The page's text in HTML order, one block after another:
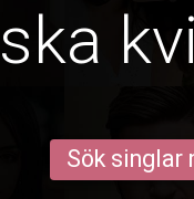
Sök singlar